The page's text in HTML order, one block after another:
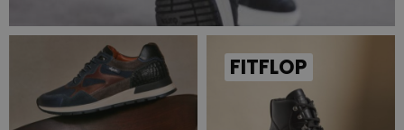
FITFLOP